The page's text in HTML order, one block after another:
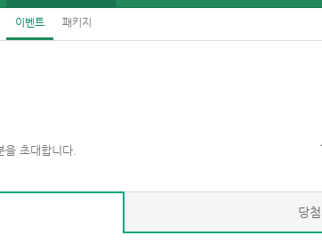
이벤트 패키지
초대합니다.
당